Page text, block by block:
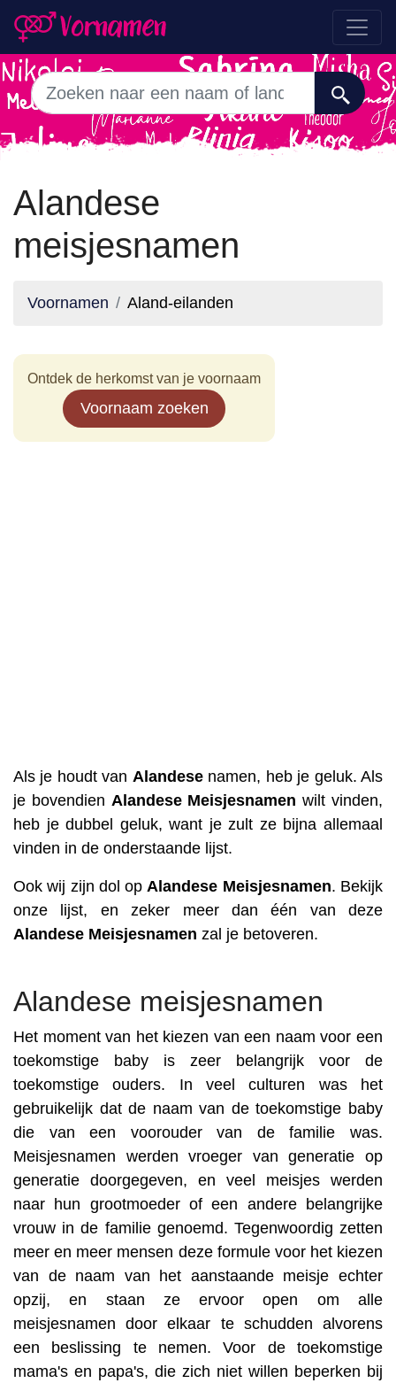
Alandese
meisjesnamen
Voornamen Aland-eilanden
Ontdek de herkomst van je voornaam
Voornaam zoeken
Als je houdt van Alandesenamen, heb je geluk. Als
je bovendien Alandese Meisjesnamen wilt vinden,
heb je dubbel geluk, want je zult ze bijna allemaal
vinden in de onderstaande lijst.
Ook wij zijn dol opAlandese Meisjesnamen. Bekijk
onze lijst, en zeker meer dan één van deze
Alandese Meisjesnamen zal je betoveren.
Alandese meisjesnamen
Het moment van het kiezen van een naam voor een
toekomstige baby is zeer belangrijk voor de
toekomstige ouders. In veel culturen was het
gebruikelijk dat de naam van de toekomstige baby
die van een voorouder van de familie was.
Meisjesnamen werden vroeger van generatie op
generatie doorgegeven, en veel meisjes werden
naar hun grootmoeder of een andere belangrijke
vrouw in de familie genoemd. Tegenwoordig zetten
meer en meer mensen deze formule voor het kiezen
van de naam van het aanstaande meisje echter
opzij, en staan ze ervoor open om alle
meisjesnamen door elkaar te schudden alvorens
een beslissing te nemen. Voor de toekomstige
mama's en papa's, die zich niet willen beperken bij